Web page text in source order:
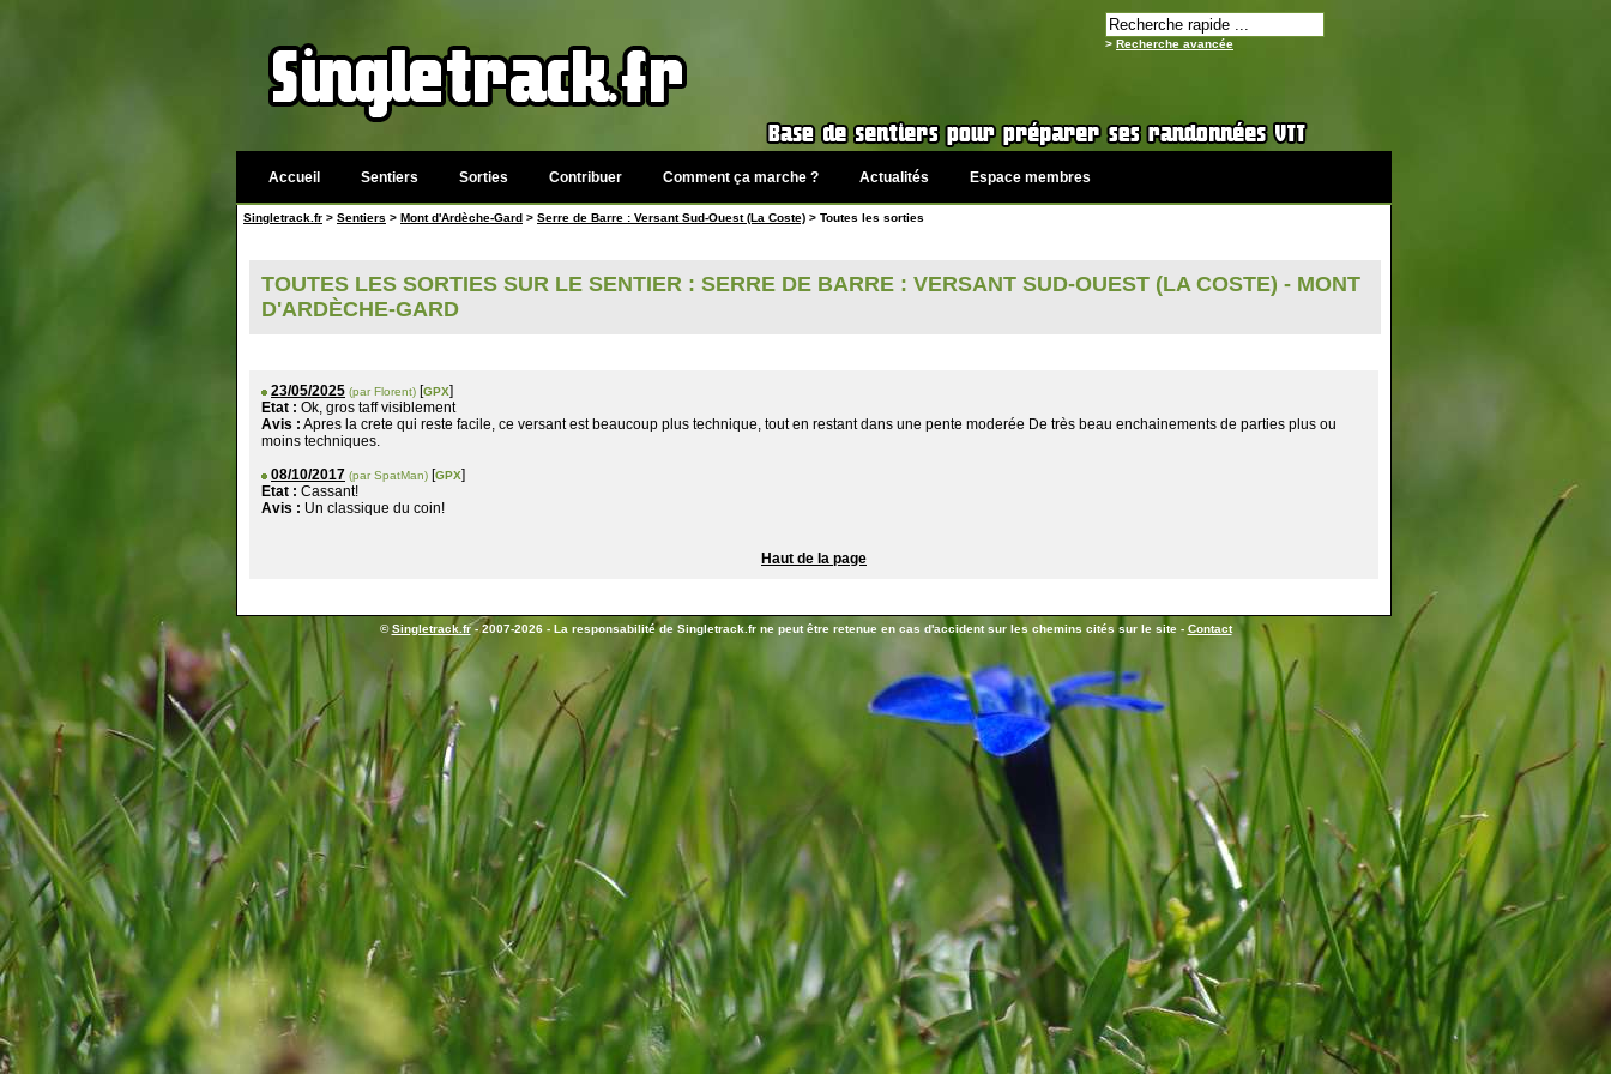
> Recherche avancée
Accueil Sentiers Sorties Contribuer Comment ça marche ? Actualités Espace membres
Singletrack.fr > Sentiers > Mont d'Ardèche-Gard > Serre de Barre : Versant Sud-Ouest (La Coste) > Toutes les sorties
TOUTES LES SORTIES SUR LE SENTIER : SERRE DE BARRE : VERSANT SUD-OUEST (LA COSTE) - MONT
D'ARDÈCHE-GARD
23/05/2025 (par Florent) [GPX]
Etat : Ok, gros taff visiblement
Avis : Apres la crete qui reste facile, ce versant est beaucoup plus technique, tout en restant dans une pente moderée De très beau enchainements de parties plus ou
moins techniques.
08/10/2017 (par SpatMan) [GPX]
Etat : Cassant!
Avis : Un classique du coin!
Haut de la page
©Singletrack.fr- 2007-2026 - La responsabilité de Singletrack.fr ne peut être retenue en cas d'accident sur les chemins cités sur le site - Contact